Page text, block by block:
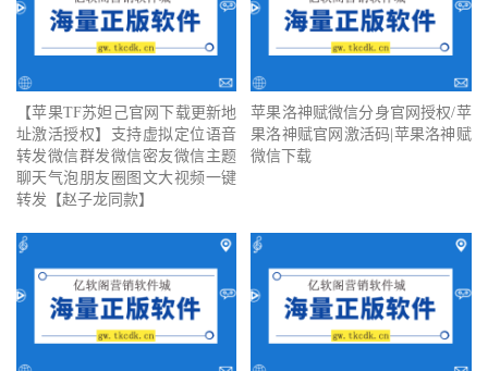
【苹果TF苏妲己官网下载更新地
址激活授权】支持虚拟定位语音
转发微信群发微信密友微信主题
聊天气泡朋友圈图文大视频一键
转发【赵子龙同款】
苹果洛神赋微信分身官网授权/苹
果洛神赋官网激活码|苹果洛神赋
微信下载